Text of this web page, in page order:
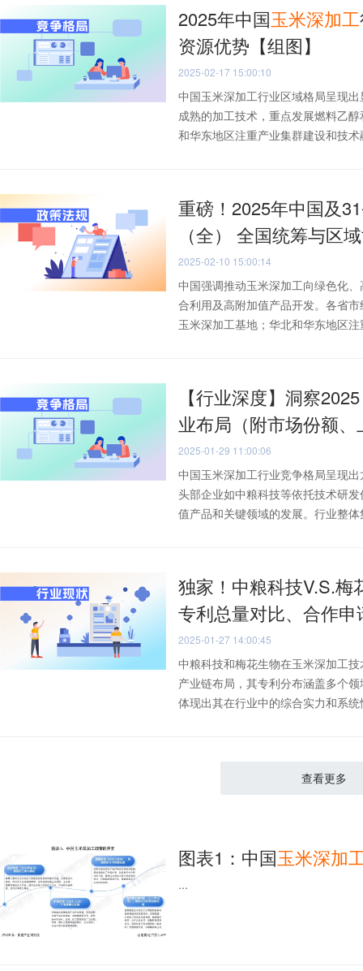
2025年中国玉米深加工
资源优势【组图】
2025-02-17 15:00:10
中国玉米深加工行业区域格局呈现
成熟的加工技术，重点发展燃料乙
和华东地区注重产业集群建设和技
重磅！2025年中国及
（全） 全国统筹与区
2025-02-10 15:00:14
中国强调推动玉米深加工向绿色化
合利用及高附加值产品开发。各省
玉米深加工基地；华北和华东地区
【行业深度】洞察
业布局（附市场份额
2025-01-29 11:00:06
中国玉米深加工行业竞争格局呈现
头部企业如中粮科技等依托技术研
值产品和关键领域的发展。行业整
独家！中粮科技V.S.梅
专利总量对比、合作
2025-01-27 14:00:45
中粮科技和梅花生物在玉米深加工
产业链布局，其专利分布涵盖多个
体现出其在行业中的综合实力和系
查看更多
图表1：中国玉米深加
...